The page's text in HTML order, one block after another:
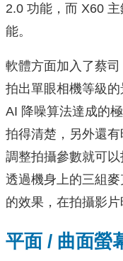
2.0 功能，而 X60
能。
軟體方面加入了蔡
拍出單眼相機等級
AI 降噪算法達成的
拍得清楚，另外還
調整拍攝參數就可以
透過機身上的三組
的效果，在拍攝影片
平面 / 曲面螢